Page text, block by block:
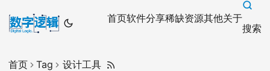
首页软件分享稀缺资源其他关于
搜索
首页 Tag 设计工具